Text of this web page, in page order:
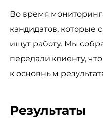
Во время
кандидатов, которые
ищут работу. Мы
передали клиенту,
к основным
Результаты